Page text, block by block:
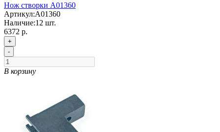
Нож створки А01360
Артикул:А01360
Наличие:12 шт.
6372 р.
+
-
В корзину